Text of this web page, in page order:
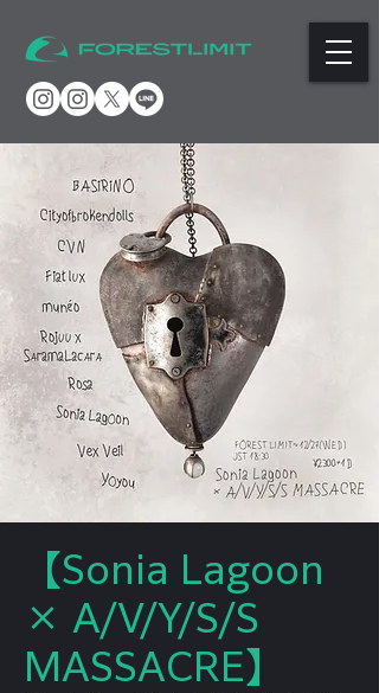
【Sonia Lagoon
× A/V/Y/S/S
MASSACRE】